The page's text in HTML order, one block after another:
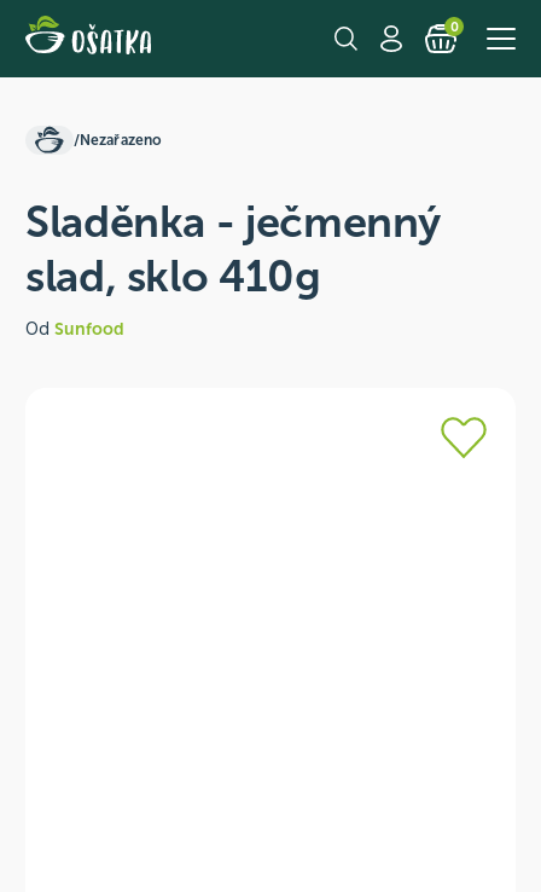
0
/Nezařazeno
Sladěnka - ječmenný
slad, sklo 410g
Od Sunfood